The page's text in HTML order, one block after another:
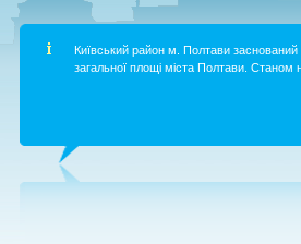
Київський район м. Полтави заснований
загальної площі міста Полтави. Станом